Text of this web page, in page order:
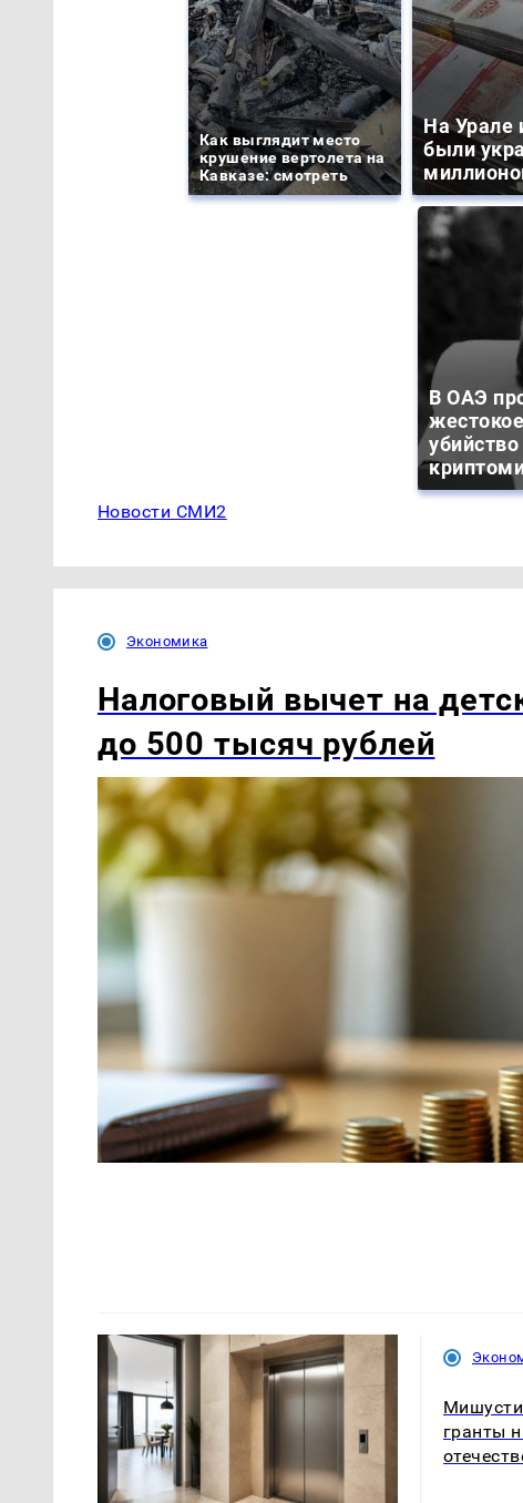
Как выглядит место
крушение вертолета на
Кавказе: смотреть
На Урале
были
В ОАЭ
жестокое
убийство
Новости СМИ2
Экономика
Налоговый вычет на
до 500 тысяч рублей
гранты